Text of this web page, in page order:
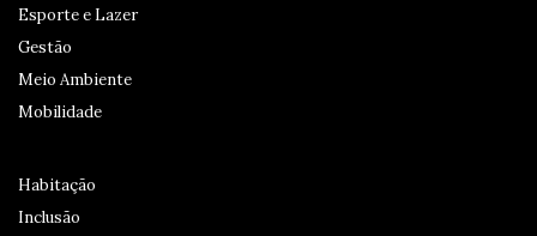
Esporte e Lazer
Gestão
Meio Ambiente
Mobilidade
Habitação
Inclusão